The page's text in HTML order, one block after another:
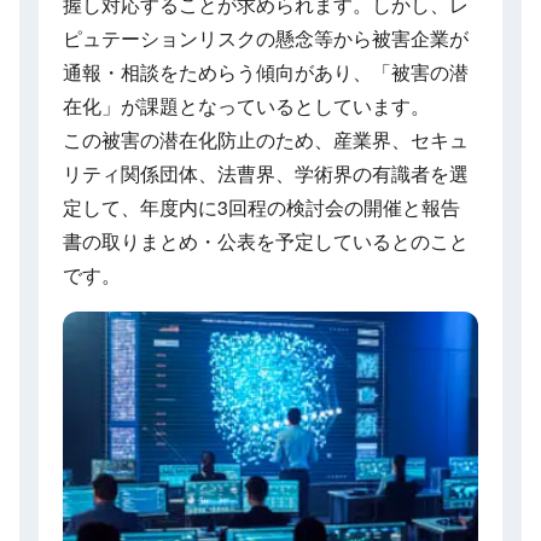
ピュテーションリスクの懸念等から被害企業が
通報・相談をためらう傾向があり、「被害の潜
在化」が課題となっているとしています。
この被害の潜在化防止のため、産業界、セキュ
リティ関係団体、法曹界、学術界の有識者を選
定して、年度内に3回程の検討会の開催と報告
書の取りまとめ・公表を予定しているとのこと
です。